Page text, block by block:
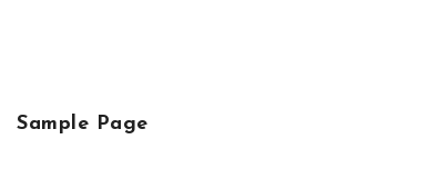
Sample Page